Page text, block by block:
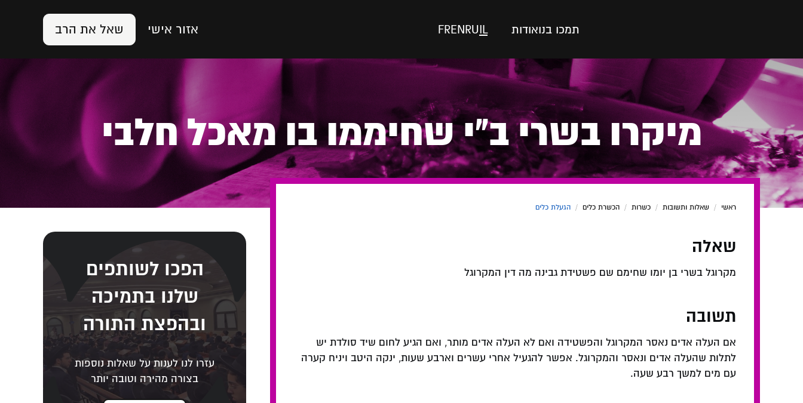
תמכו בנואודות IL
RU
EN
FR אזור אישי שאל את הרב
מיקרו בשרי ב"י שחיממו בו מאכל חלבי
ראשי / שאלות ותשובות / כשרות / הכשרת כלים / הגעלת כלים
שאלה
מקרוגל בשרי בן יומו שחימם שם פשטידת גבינה מה דין המקרוגל
תשובה
אם העלה אדים נאסר המקרוגל והפשטידה ואם לא העלה אדים מותר, ואם הגיע לחום שיד סולדת יש
לתלות שהעלה אדים ונאסר והמקרוגל. אפשר להגעיל אחרי עשרים וארבע שעות, ינקה היטב ויניח קערה
עם מים למשך רבע שעה.
הפכו לשותפים
שלנו בתמיכה
ובהפצת התורה
עזרו לנו לענות על שאלות נוספות
בצורה מהירה וטובה יותר